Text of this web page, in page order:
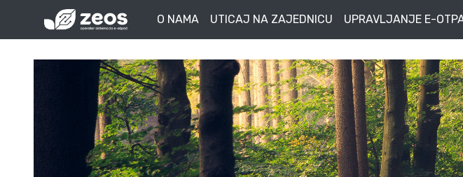
O NAMA UTICAJ NA ZAJEDNICU UPRAVLJANJE E-